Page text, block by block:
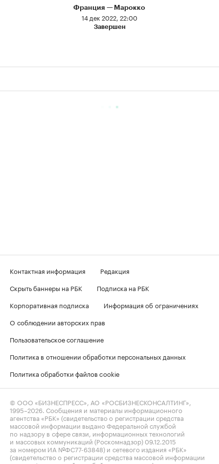
Франция
Завершен
14 дек 2022, 22:00
Марокко
Контактная информация
Редакция
Скрыть баннеры на РБК
Подписка на РБК
Корпоративная подписка
Информация об ограничениях
О соблюдении авторских прав
Пользовательское соглашение
Политика в отношении обработки персональных данных
Политика обработки файлов cookie
© ООО «БИЗНЕСПРЕСС», АО «РОСБИЗНЕСКОНСАЛТИНГ»,
1995–2026 . Сообщения и материалы информационного
агентства «РБК» (свидетельство о регистрации средства
массовой информации выдано Федеральной службой
по надзору в сфере связи, информационных технологий
и массовых коммуникаций (Роскомнадзор) 09.12.2015
за номером ИА №ФС77-63848) и сетевого издания «РБК»
(свидетельство о регистрации средства массовой информации